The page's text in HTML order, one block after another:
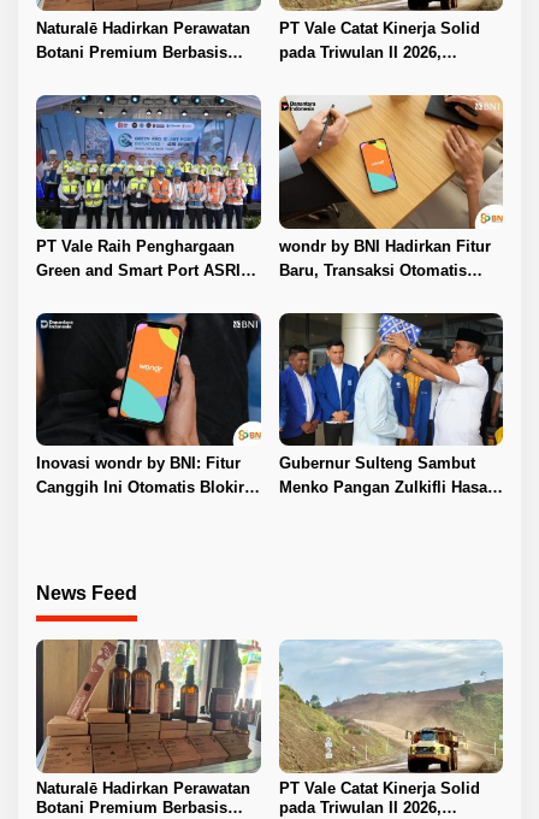
Naturalē Hadirkan Perawatan
Botani Premium Berbasis
PT Vale Catat Kinerja Solid
pada Triwulan II 2026,
Persen
PT Vale Raih Penghargaan
Green and Smart Port ASRI
Diakui Berbasis Digital dan
Ramah Lingkungan
wondr by BNI Hadirkan Fitur
Baru, Transaksi Otomatis
Telepon
Inovasi wondr by BNI: Fitur
Canggih Ini Otomatis Blokir
Gubernur Sulteng Sambut
Menko Pangan Zulkifli Hasan,
News Feed
Naturalē Hadirkan Perawatan
Botani Premium Berbasis
PT Vale Catat Kinerja Solid
pada Triwulan II 2026,